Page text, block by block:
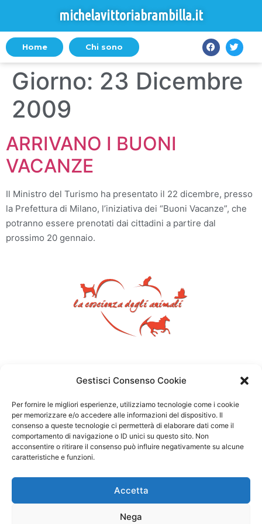
Gestisci Consenso Cookie
Per fornire le migliori esperienze, utilizziamo tecnologie come i cookie
per memorizzare e/o accedere alle informazioni del dispositivo. Il
consenso a queste tecnologie ci permetterà di elaborare dati come il
comportamento di navigazione o ID unici su questo sito. Non
acconsentire o ritirare il consenso può influire negativamente su alcune
caratteristiche e funzioni.
Accetta
Nega
michelavittoriabrambilla.it
Home Chi sono
Giorno: 23 Dicembre
2009
ARRIVANO I BUONI
VACANZE
Il Ministro del Turismo ha presentato il 22 dicembre, presso
la Prefettura di Milano, l’iniziativa dei “Buoni Vacanze”, che
potranno essere prenotati dai cittadini a partire dal
prossimo 20 gennaio.